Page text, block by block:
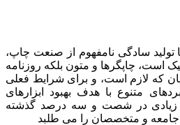
تولید سادگی نامفهوم از صنعت چاپ،
است، چاپگرها و متون بلکه روزنامه
که لازم است، و برای شرایط فعلی
متنوع با هدف بهبود ابزارهای
زیادی در شصت و سه درصد گذشته
جامعه و متخصصان را می طلبد